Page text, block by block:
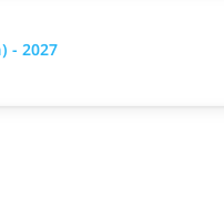
- 2027